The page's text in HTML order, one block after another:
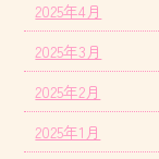
2025年4月
2025年3月
2025年2月
2025年1月